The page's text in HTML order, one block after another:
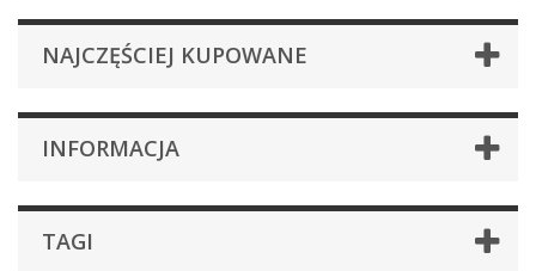
NAJCZĘŚCIEJ KUPOWANE
INFORMACJA
TAGI